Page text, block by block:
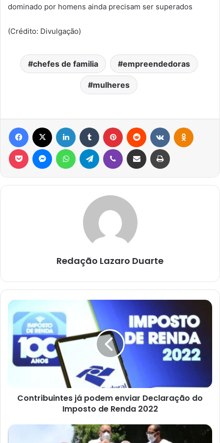
dominado por homens ainda precisam ser superados
(Crédito: Divulgação)
chefes de familia empreendedoras
mulheres
Facebook Linkedin Tumblr Pinterest Reddit
Pocket MessengerWhatsAppTelegram Viber Compartilhar via e-mail Imprimir
Redação Lazaro Duarte
Contribuintes
podem
enviar
Declaração
Imposto
2022Contribuintes já podem enviar Declaração do
Imposto de Renda 2022
Deputado